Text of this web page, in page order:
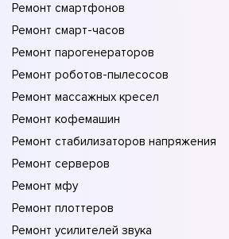
Ремонт смартфонов
Ремонт смарт-часов
Ремонт парогенераторов
Ремонт роботов-пылесосов
Ремонт массажных кресел
Ремонт кофемашин
Ремонт стабилизаторов напряжения
Ремонт серверов
Ремонт мфу
Ремонт плоттеров
Ремонт усилителей звука